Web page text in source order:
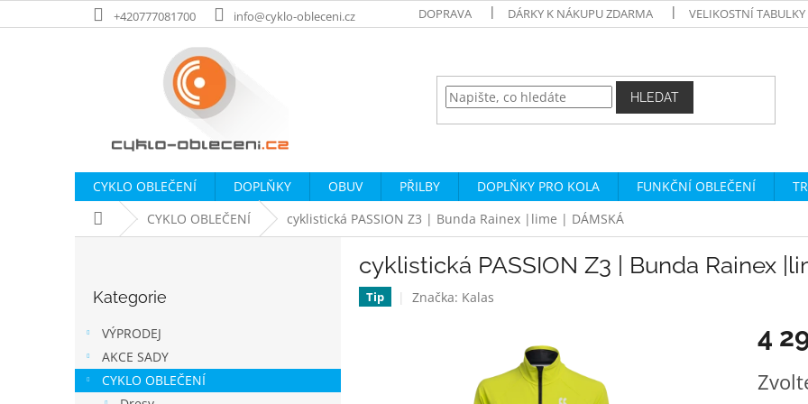
na
+420777081700 info@cyklo-obleceni.cz DOPRAVA DÁRKY K NÁKUPU ZDARMA VELIKOSTNÍ TABULKY
HLEDAT
CYKLO OBLEČENÍ DOPLŇKY OBUV PŘILBY DOPLŇKY PRO KOLA FUNKČNÍ OBLEČENÍ
Domů CYKLO OBLEČENÍ cyklistická PASSION Z3 | Bunda Rainex |lime | DÁMSKÁ
n
kategorie
Kategorie
VÝPRODEJ
AKCE SADY
CYKLO OBLEČENÍ
cyklistická PASSION Z3 | Bunda Rainex
Tip Značka: Kalas
4
cena: